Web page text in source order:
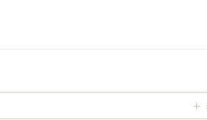
사함을 전하며, 앞으로도 여러분 한분한분을 생각하
중 개업식 진행중 식사 및 담소 개업식 케이크 개업